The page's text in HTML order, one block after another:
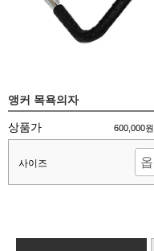
앵커 목욕의자
상품가 600,000원
사이즈